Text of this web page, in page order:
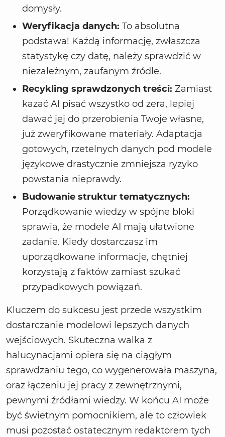
domysły.
Weryfikacja danych: To absolutna
podstawa! Każdą informację, zwłaszcza
statystykę czy datę, należy sprawdzić w
niezależnym, zaufanym źródle.
Recykling sprawdzonych treści: Zamiast
kazać AI pisać wszystko od zera, lepiej
dawać jej do przerobienia Twoje własne,
już zweryfikowane materiały. Adaptacja
gotowych, rzetelnych danych pod modele
językowe drastycznie zmniejsza ryzyko
powstania nieprawdy.
Budowanie struktur tematycznych:
Porządkowanie wiedzy w spójne bloki
sprawia, że modele AI mają ułatwione
zadanie. Kiedy dostarczasz im
uporządkowane informacje, chętniej
korzystają z faktów zamiast szukać
przypadkowych powiązań.
Kluczem do sukcesu jest przede wszystkim
dostarczanie modelowi lepszych danych
wejściowych. Skuteczna walka z
halucynacjami opiera się na ciągłym
sprawdzaniu tego, co wygenerowała maszyna,
oraz łączeniu jej pracy z zewnętrznymi,
pewnymi źródłami wiedzy. W końcu AI może
być świetnym pomocnikiem, ale to człowiek
musi pozostać ostatecznym redaktorem tych